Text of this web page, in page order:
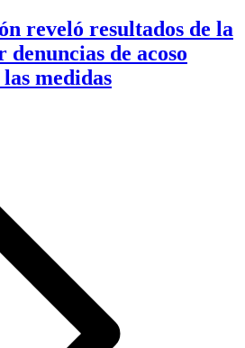
reveló resultados de la
de acoso
las medidas